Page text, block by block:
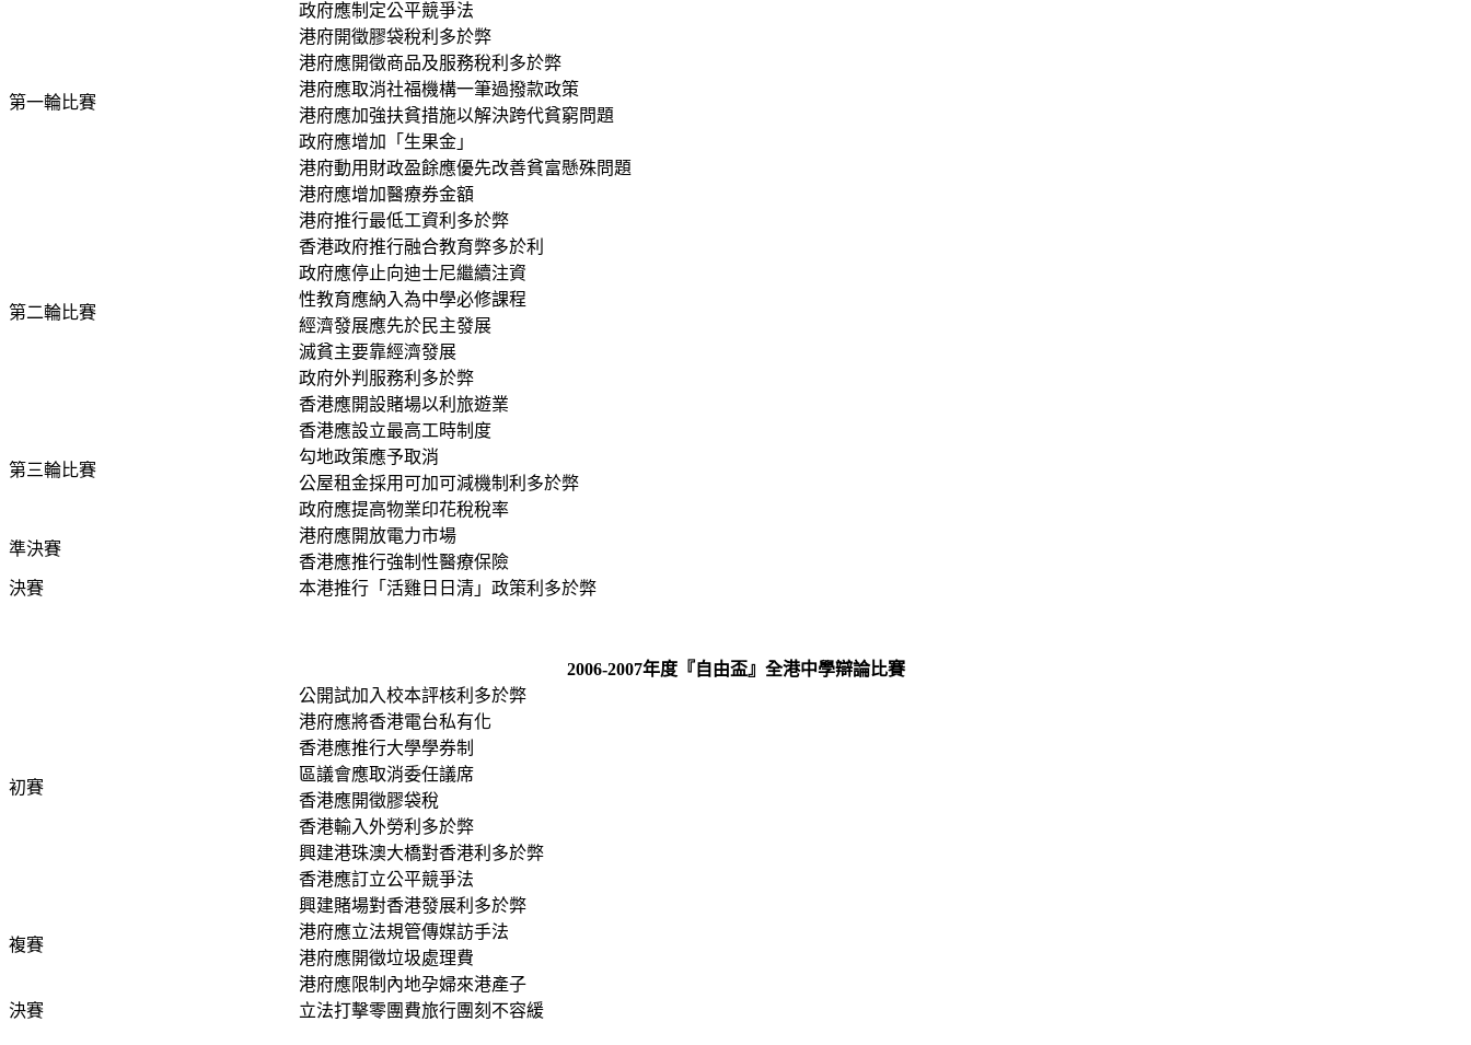
第一輪比賽
政府應制定公平競爭法
港府開徵膠袋稅利多於弊
港府應開徵商品及服務稅利多於弊
港府應取消社福機構一筆過撥款政策
港府應加強扶貧措施以解決跨代貧窮問題
政府應增加「生果金」
港府動用財政盈餘應優先改善貧富懸殊問題
港府應增加醫療券金額
第二輪比賽
港府推行最低工資利多於弊
香港政府推行融合教育弊多於利
政府應停止向迪士尼繼續注資
性教育應納入為中學必修課程
經濟發展應先於民主發展
滅貧主要靠經濟發展
政府外判服務利多於弊
香港應開設賭場以利旅遊業
第三輪比賽
香港應設立最高工時制度
勾地政策應予取消
公屋租金採用可加可減機制利多於弊
政府應提高物業印花稅稅率
準決賽
港府應開放電力市場
香港應推行強制性醫療保險
決賽
本港推行「活雞日日清」政策利多於弊
2006-2007年度『自由盃』全港中學辯論比賽
初賽
公開試加入校本評核利多於弊
港府應將香港電台私有化
香港應推行大學學券制
區議會應取消委任議席
香港應開徵膠袋稅
香港輸入外勞利多於弊
興建港珠澳大橋對香港利多於弊
香港應訂立公平競爭法
複賽
興建賭場對香港發展利多於弊
港府應立法規管傳媒訪手法
港府應開徵垃圾處理費
港府應限制內地孕婦來港產子
決賽
立法打擊零團費旅行團刻不容緩